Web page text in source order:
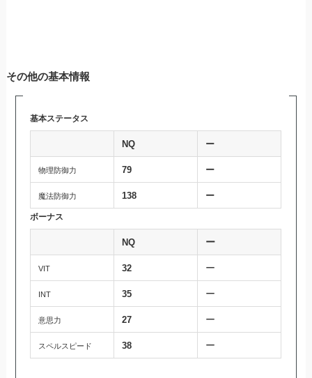
その他の基本情報
基本ステータス
NQ ー
物理防御力 79 ー
魔法防御力 138 ー
ボーナス
NQ ー
VIT 32 ー
INT 35 ー
意思力 27 ー
スペルスピード 38 ー